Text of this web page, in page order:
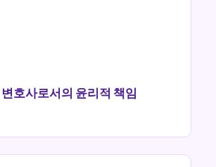
호사로서의 윤리적 책임